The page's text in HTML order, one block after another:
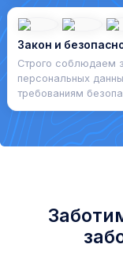
Закон и
Строго соблюдаем
персональных
требованиям